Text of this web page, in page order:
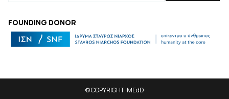
FOUNDING DONOR
© COPYRIGHT iMEdD